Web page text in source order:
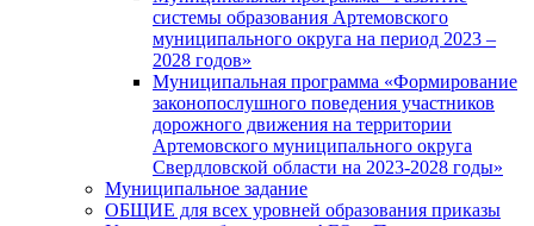
системы образования Артемовского
муниципального округа на период 2023 –
2028 годов»
Муниципальная программа «Формирование
законопослушного поведения участников
дорожного движения на территории
Артемовского муниципального округа
Свердловской области на 2023-2028 годы»
Муниципальное задание
ОБЩИЕ для всех уровней образования приказы